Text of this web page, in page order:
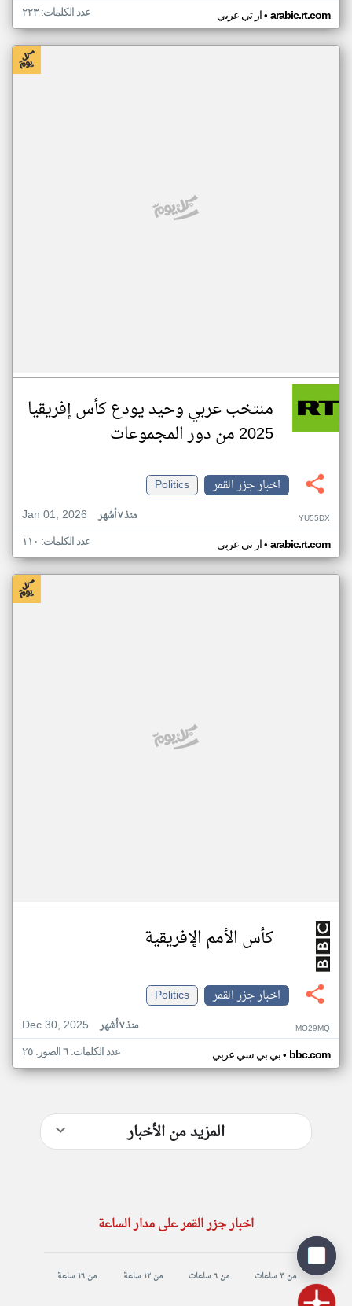
ار تي عربي• arabic.rt.com عدد الكلمات: ٢٢٣
منتخب عربي وحيد يودع كأس إفريقيا
2025 من دور المجموعات
اخبار جزر القمر
Politics
Jan 01, 2026
منذ ٧ أشهر YU55DX
ار تي عربي• arabic.rt.com عدد الكلمات: ١١٠
كأس الأمم الإفريقية
اخبار جزر القمر
Politics
Dec 30, 2025
منذ ٧ أشهر MO29MQ
بي بي سي عربي• bbc.com عدد الكلمات: ٦ الصور: ٢٥
المزيد من الأخبار
اخبار جزر القمر على مدار الساعة
من ٣ ساعات من ٦ ساعات من ١٢ ساعة من ١٦ ساعة